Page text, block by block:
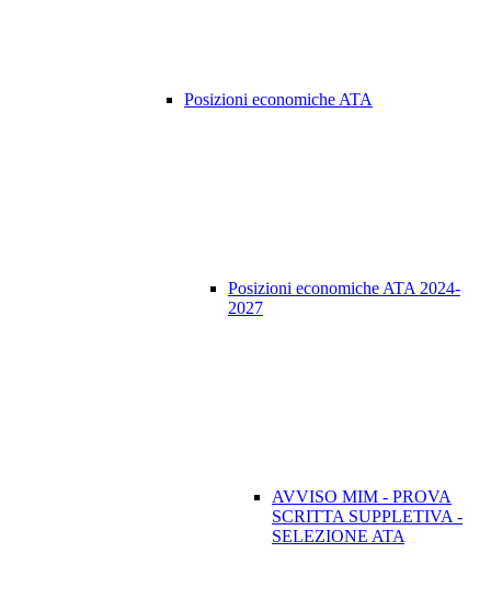
Posizioni economiche ATA
Posizioni economiche ATA 2024-
2027
AVVISO MIM - PROVA
SCRITTA SUPPLETIVA -
SELEZIONE ATA